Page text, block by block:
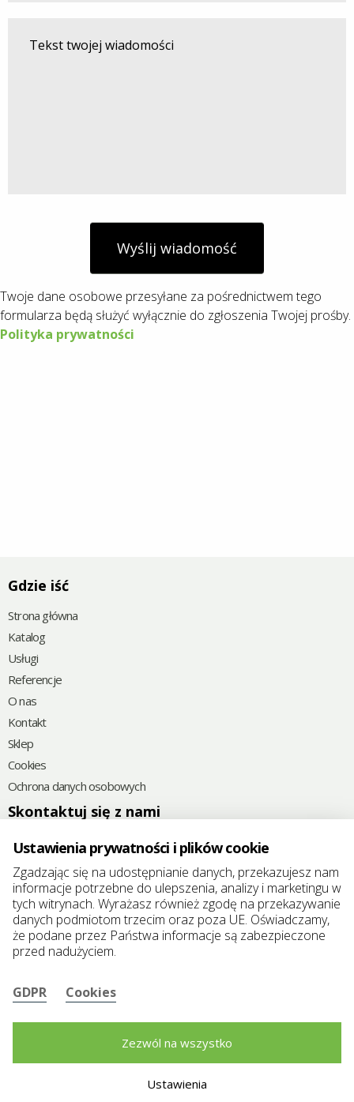
Wyślij wiadomość
Twoje dane osobowe przesyłane za pośrednictwem tego
formularza będą służyć wyłącznie do zgłoszenia Twojej prośby.
Polityka prywatności
Gdzie iść
Strona główna
Katalog
Usługi
Referencje
O nas
Kontakt
Sklep
Cookies
Ochrona danych osobowych
Skontaktuj się z nami
+48785 592 382
@
elkoplast@elkoplast.pl
Chróścina 6D
49-345 Chróścina-Skorogoszcz, Polska
REGON: 383321457
NIP/VAT: 7471914499
Ustawienia prywatności i plików cookie
Zgadzając się na udostępnianie danych, przekazujesz nam
informacje potrzebne do ulepszenia, analizy i marketingu w
tych witrynach. Wyrażasz również zgodę na przekazywanie
danych podmiotom trzecim oraz poza UE. Oświadczamy,
że podane przez Państwa informacje są zabezpieczone
przed nadużyciem.
GDPR Cookies
Zezwól na wszystko
Ustawienia